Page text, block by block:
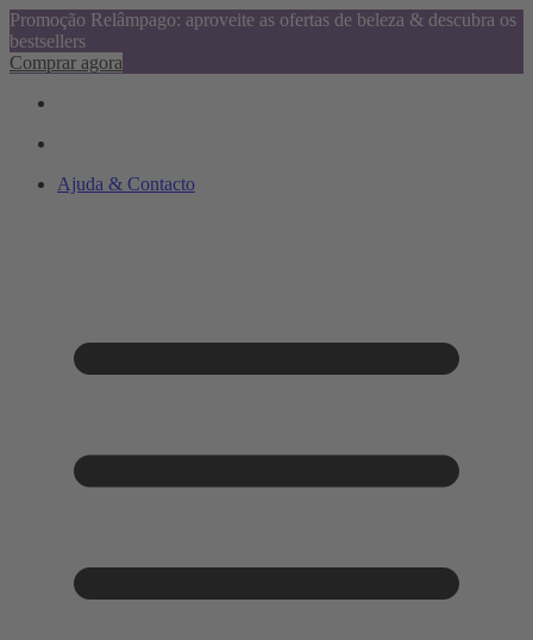
Promoção Relâmpago: aproveite as ofertas de beleza & descubra os
bestsellers
Comprar agora
Ajuda & Contacto